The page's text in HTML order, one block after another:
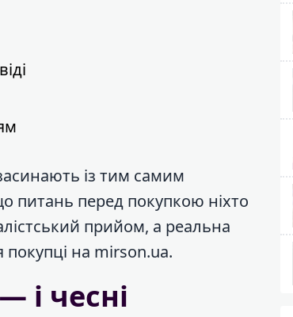
із тим самим
питань перед покупкою ніхто
прийом, а реальна
на mirson.ua.
і чесні